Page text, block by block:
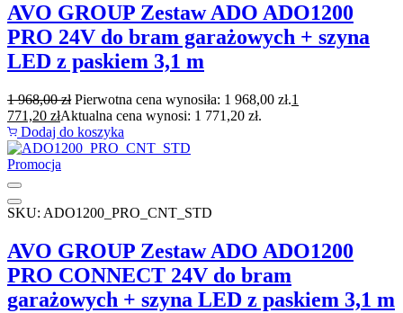
AVO GROUP Zestaw ADO ADO1200
PRO 24V do bram garażowych + szyna
LED z paskiem 3,1 m
1 968,00zł Pierwotna cena wynosiła: 1 968,00 zł.1
771,20 złAktualna cena wynosi: 1 771,20 zł.
Dodaj do koszyka
Promocja
SKU: ADO1200_PRO_CNT_STD
AVO GROUP Zestaw ADO ADO1200
PRO CONNECT 24V do bram
garażowych + szyna LED z paskiem 3,1 m